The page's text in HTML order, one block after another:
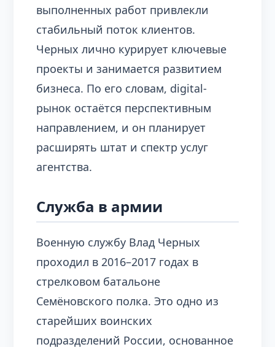
выполненных работ привлекли
стабильный поток клиентов.
Черных лично курирует ключевые
проекты и занимается развитием
бизнеса. По его словам, digital-
рынок остаётся перспективным
направлением, и он планирует
расширять штат и спектр услуг
агентства.
Служба в армии
Военную службу Влад Черных
проходил в 2016–2017 годах в
стрелковом батальоне
Семёновского полка. Это одно из
старейших воинских
подразделений России, основанное